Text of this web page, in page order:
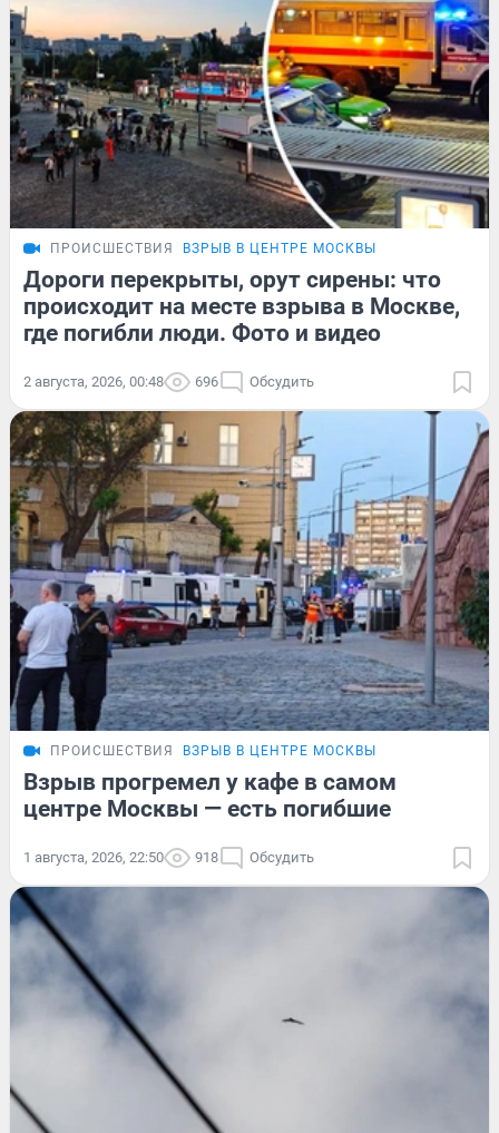
ПРОИСШЕСТВИЯ ВЗРЫВ В ЦЕНТРЕ МОСКВЫ
Дороги перекрыты, орут сирены: что
происходит на месте взрыва в Москве,
где погибли люди. Фото и видео
2 августа, 2026, 00:48 696 Обсудить
ПРОИСШЕСТВИЯ ВЗРЫВ В ЦЕНТРЕ МОСКВЫ
Взрыв прогремел у кафе в самом
центре Москвы — есть погибшие
1 августа, 2026, 22:50 918 Обсудить